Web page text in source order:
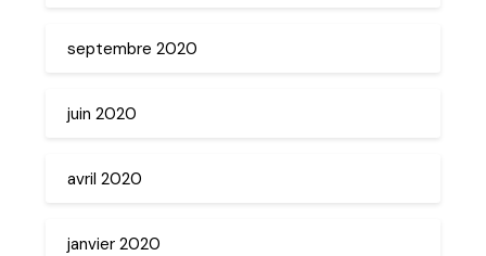
septembre 2020
juin 2020
avril 2020
janvier 2020